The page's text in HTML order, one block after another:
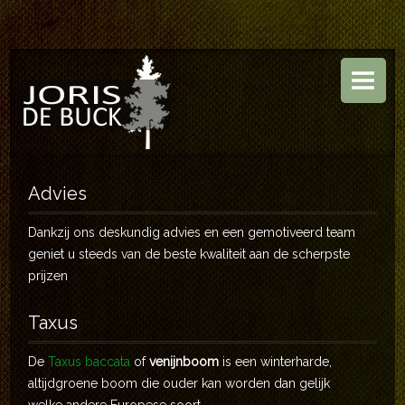
HOME
BOOMKWEKERIJ
TUINEN
ASSORTIMENT
CONTACT
Advies
Dankzij ons deskundig advies en een gemotiveerd team
geniet u steeds van de beste kwaliteit aan de scherpste
prijzen
Taxus
DeTaxus baccata ofvenijnboom is een winterharde,
altijdgroene boom die ouder kan worden dan gelijk